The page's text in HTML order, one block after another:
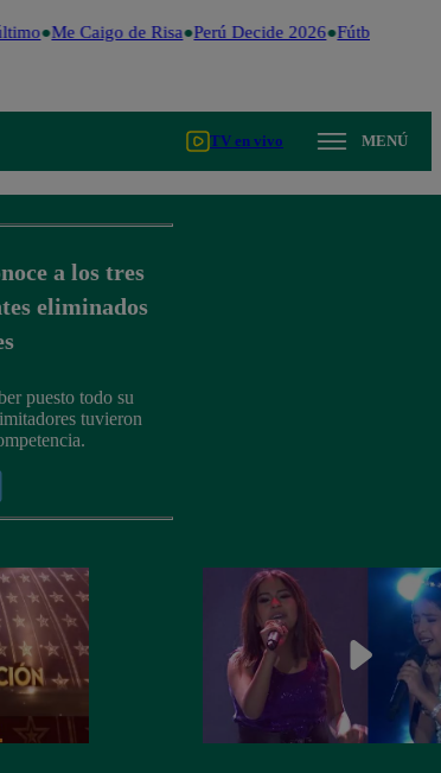
Me Caigo de Risa Perú Decide 2026 Fútbol peruano
TV en vivo MENÚ
a los tres
eliminados
puesto todo su
tuvieron